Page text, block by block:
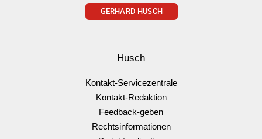
GERHARD HUSCH
Husch
Kontakt-Servicezentrale
Kontakt-Redaktion
Feedback-geben
Rechtsinformationen